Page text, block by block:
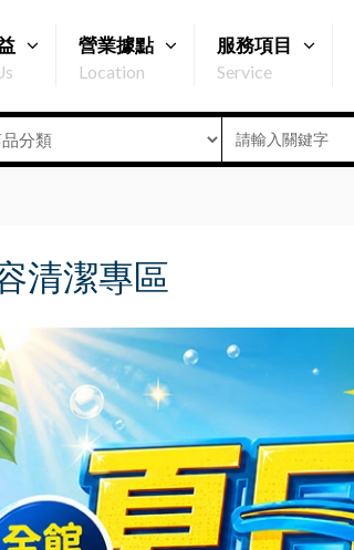
營業據點
Location
服務項目
Service
清潔專區